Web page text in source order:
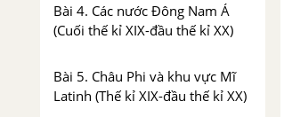
Bài 4. Các nước Đông Nam Á
(Cuối thế kỉ XIX-đầu thế kỉ XX)
Bài 5. Châu Phi và khu vực Mĩ
Latinh (Thế kỉ XIX-đầu thế kỉ XX)